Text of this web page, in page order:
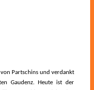
Partschins und verdankt
Gaudenz. Heute ist der